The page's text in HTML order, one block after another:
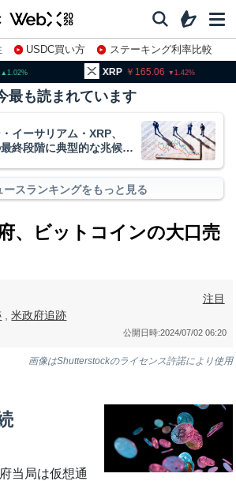
USDC買い方
ステーキング利率比較
165.06 1.42
最も読まれています
イーサリアム・XRP、
最終段階に典型的な兆候」
ースランキングをもっと見る
、ビットコインの大口売
,米政府追跡
注目
公開日時:2024/07/02 06:20
画像はShutterstockのライセンス許諾により使用
当局は仮想通